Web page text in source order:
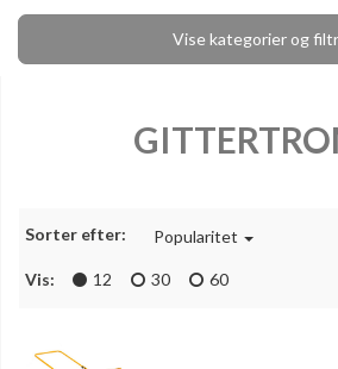
Vise kategorier og
Sorter efter: Popularitet
Vis: 12 30 60